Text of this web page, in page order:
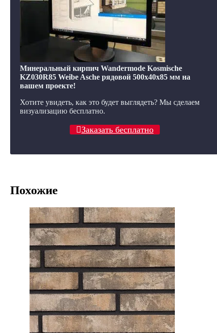
Минеральный кирпич Wandermode Kosmische
KZ030R85 Weibe Asche рядовой 500x40x85 мм на
вашем проекте!
Хотите увидеть, как это будет выглядеть? Мы сделаем
визуализацию бесплатно.
Заказать бесплатно
Похожие